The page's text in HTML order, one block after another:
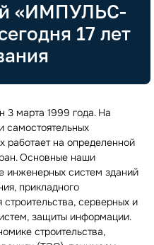
«ИМПУЛЬС-
17 лет
марта 1999 года. На
самостоятельных
работает на определенной
Основные наши
инженерных систем зданий
прикладного
серверных и
защиты информации.
строительства,